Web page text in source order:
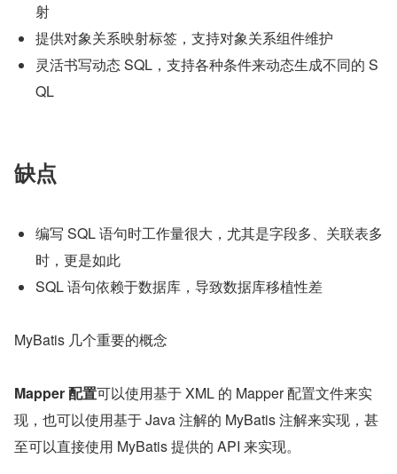
射
提供对象关系映射标签，支持对象关系组件维护
灵活书写动态 SQL，支持各种条件来动态生成不同的 S
QL
缺点
编写 SQL 语句时工作量很大，尤其是字段多、关联表多
时，更是如此
SQL 语句依赖于数据库，导致数据库移植性差
MyBatis 几个重要的概念
Mapper 配置可以使用基于 XML 的 Mapper 配置文件来实
现，也可以使用基于 Java 注解的 MyBatis 注解来实现，甚
至可以直接使用 MyBatis 提供的 API 来实现。